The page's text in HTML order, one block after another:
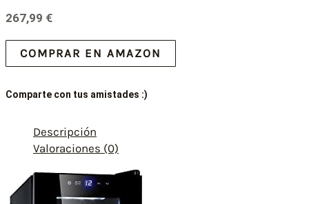
267,99 €
COMPRAR EN AMAZON
Comparte con tus amistades :)
Descripción
Valoraciones (0)